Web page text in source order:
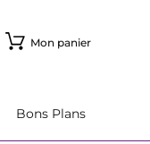
Mon panier
Bons Plans